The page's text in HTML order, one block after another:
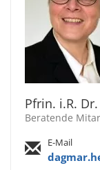
Pfrin. i.R.
Beratende
E-Mail